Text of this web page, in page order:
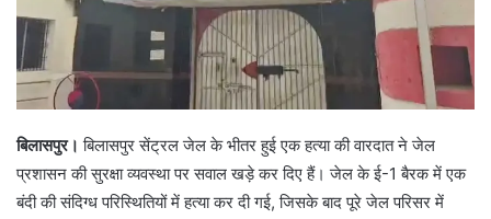
बिलासपुर। बिलासपुर सेंट्रल जेल के भीतर हुई एक हत्या की वारदात ने जेल
प्रशासन की सुरक्षा व्यवस्था पर सवाल खड़े कर दिए हैं। जेल के ई-1 बैरक में एक
बंदी की संदिग्ध परिस्थितियों में हत्या कर दी गई, जिसके बाद पूरे जेल परिसर में